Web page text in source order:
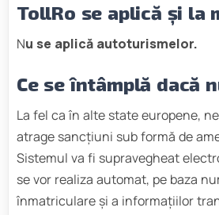
TollRo se aplică și la
Nu se aplică autoturismelor.
Ce se întâmplă dacă
La fel ca în alte state europene,
atrage sancțiuni sub formă de
Sistemul va fi supravegheat
se vor realiza automat, pe baza
înmatriculare și a informațiilor